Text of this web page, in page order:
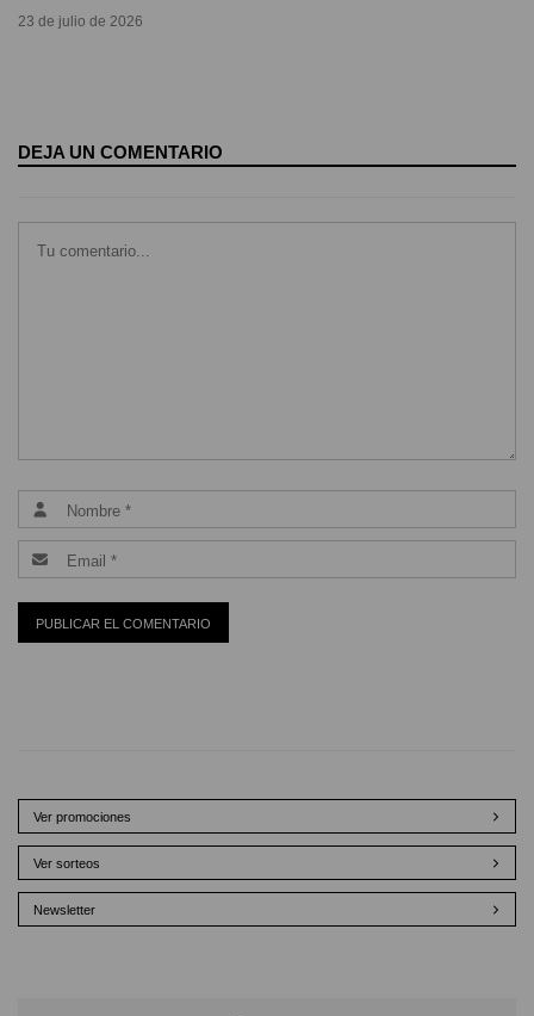
23 de julio de 2026
DEJA UN COMENTARIO
Ver promociones
Ver sorteos
Newsletter